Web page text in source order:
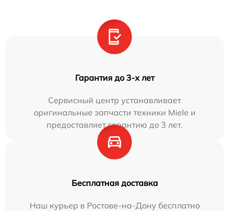
Гарантия до 3-х лет
Сервисный центр устанавливает
оригинальные запчасти техники Miele и
предоставляет гарантию до 3 лет.
Бесплатная доставка
Наш курьер в Ростове-на-Дону бесплатно